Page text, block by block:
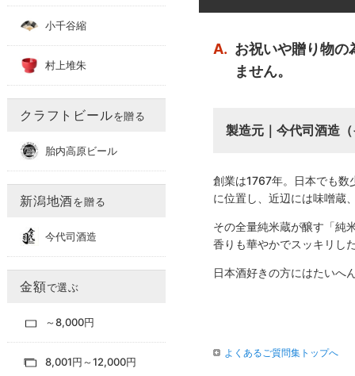
A. お祝いや贈り物の
ません。
製造元｜今代司酒造
創業は1767年。日本でも数
に位置し、近辺には味噌蔵
その全量純米蔵が醸す「純
香りも華やかでスッキリし
日本酒好きの方にはたいへ
よくあるご質問集トップへ
小千谷縮
村上堆朱
クラフトビールを贈る
胎内高原ビール
新潟地酒を贈る
今代司酒造
金額で選ぶ
～8,000円
8,001円～12,000円